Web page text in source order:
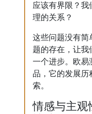
应该有界限？我
理的关系？
这些问题没有简
题的存在，让我
一个进步。欧易
品，它的发展历
索。
情感与主观